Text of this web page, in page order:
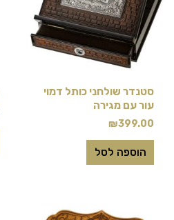
סטנדר שולחני כותל דמוי
עור עם מגירה
₪399.00
הוספה לסל